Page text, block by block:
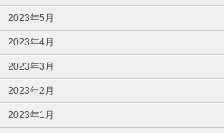
2023年5月
2023年4月
2023年3月
2023年2月
2023年1月